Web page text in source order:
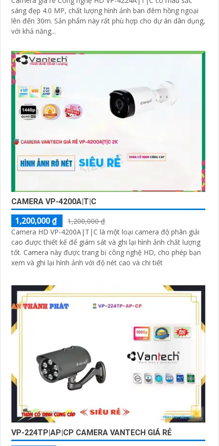
sáng đẹp 4.0 MP, chất lượng hình ảnh ban đêm hồng ngoại
lên đến 30m. Sản phẩm này rất phù hợp cho dự án dân dụng,
với khả năng...
CAMERA VP-4200A|T|C
1,200,000 ₫
1,200,000 ₫
Camera HD VP-4200A|T|C là một loại camera độ phân giải
cao được thiết kế để giám sát và ghi lại hình ảnh chất lượng
tốt. Camera này được trang bị công nghệ HD, cho phép bạn
xem và ghi lại hình ảnh với độ nét cao và chi tiết
VP-224TP|AP|CP CAMERA VANTECH GIÁ RẺ